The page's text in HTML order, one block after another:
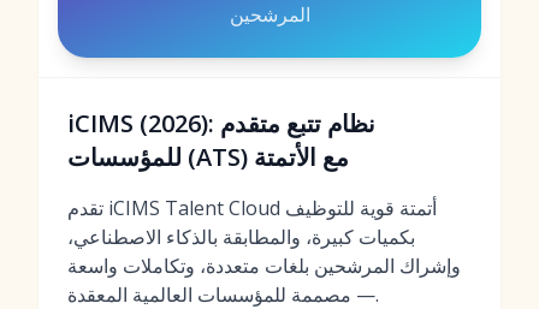
المرشحين
iCIMS (2026): نظام تتبع متقدم
للمؤسسات (ATS) مع الأتمتة
تقدم iCIMS Talent Cloud أتمتة قوية للتوظيف
بكميات كبيرة، والمطابقة بالذكاء الاصطناعي،
وإشراك المرشحين بلغات متعددة، وتكاملات واسعة
— مصممة للمؤسسات العالمية المعقدة.